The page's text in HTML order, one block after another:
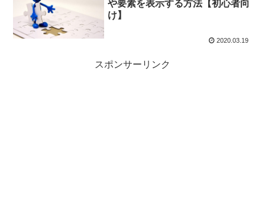
や要素を表示する方法【初心者向
け】
2020.03.19
スポンサーリンク